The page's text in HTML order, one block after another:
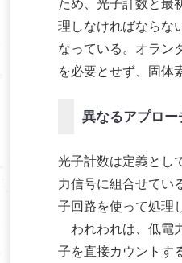
ため、光子計数と最
理しなければならな
なっている。オラン
を必要とせず、固体
異なるアプロー
光子計数は定義とし
力信号に組合せてい
子回路を使って処理
われわれは、低電
子を直接カウントす